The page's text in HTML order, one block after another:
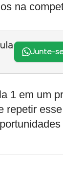
na
Junte-
1 em um
repetir esse